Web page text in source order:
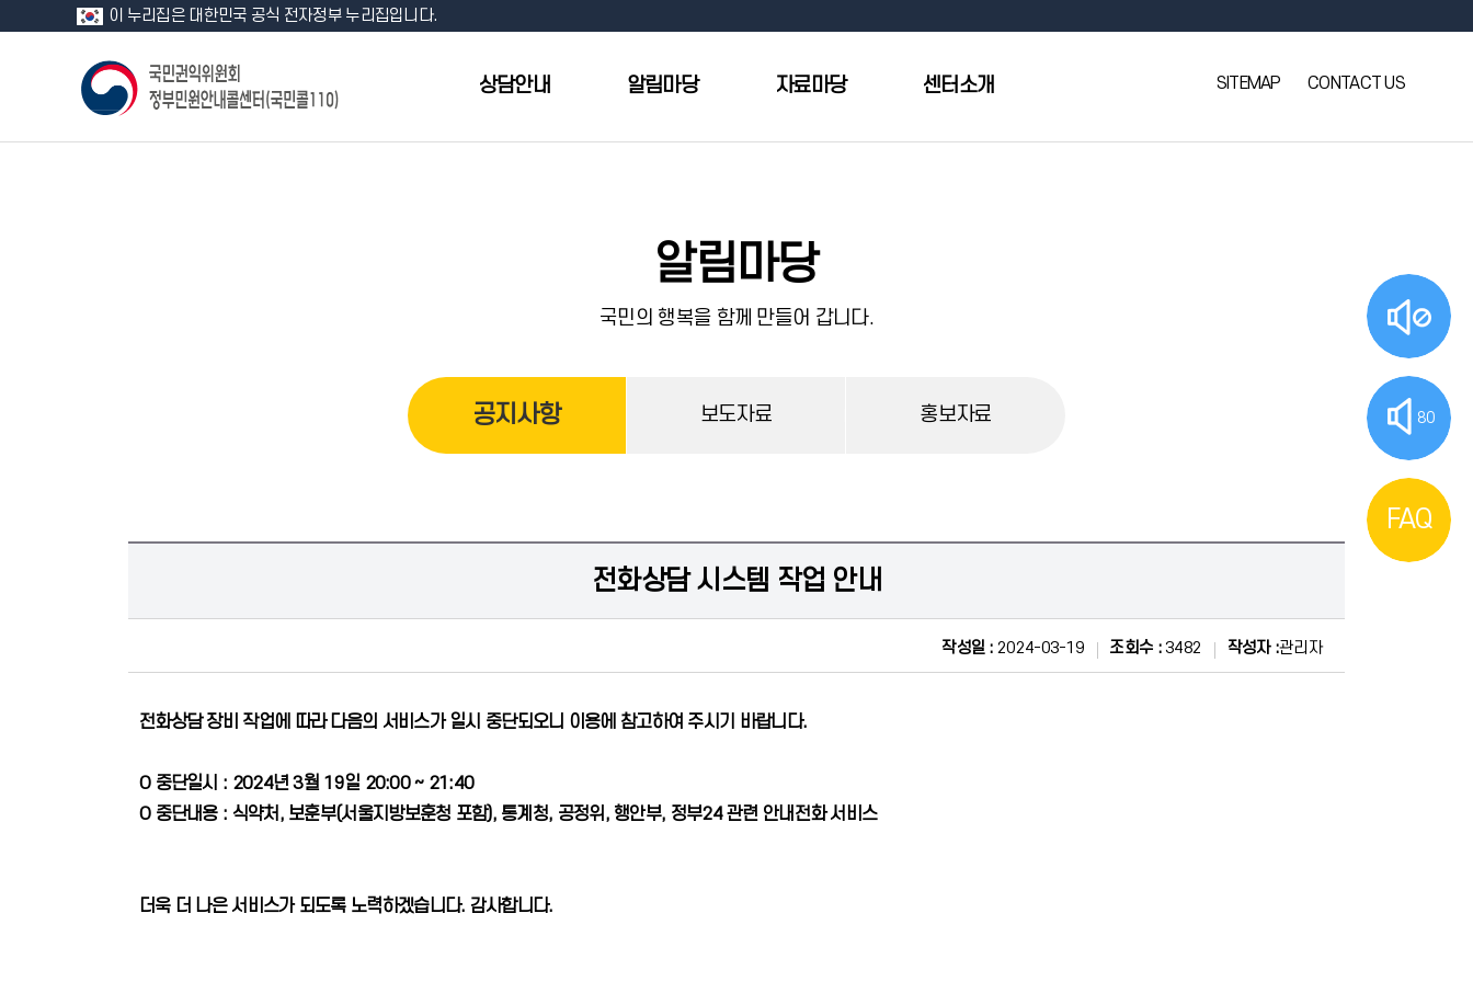
이 누리집은 대한민국 공식 전자정부 누리집입니다.
상담안내 알림마당 자료마당 센터소개 SITEMAP CONTACT US
80
FAQ
알림마당
국민의 행복을 함께 만들어 갑니다.
공지사항 보도자료 홍보자료
전화상담 시스템 작업 안내
작성일 : 2024-03-19 조회수 :3482 작성자 :관리자
전화상담 장비 작업에 따라 다음의 서비스가 일시 중단되오니 이용에 참고하여 주시기 바랍니다.
O 중단일시 : 2024년 3월 19일 20:00 ~ 21:40
O 중단내용 : 식약처, 보훈부(서울지방보훈청 포함), 통계청, 공정위, 행안부, 정부24 관련 안내전화 서비스
더욱 더 나은 서비스가 되도록 노력하겠습니다. 감사합니다.